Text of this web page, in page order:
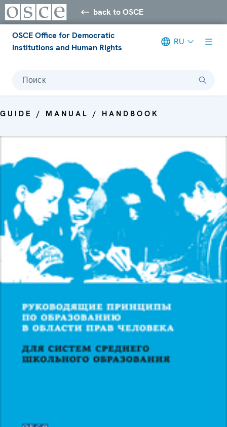
back to OSCE
OSCE Office for Democratic
Institutions and Human Rights
RU
Поиск
GUIDE / MANUAL / HANDBOOK